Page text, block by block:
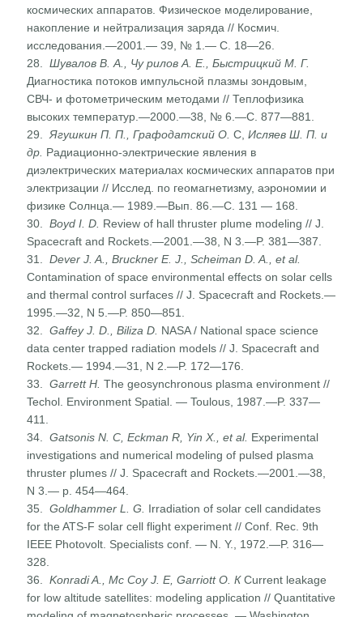
космических аппара­тов. Физическое моделирование,
накопление и нейтрализа­ция заряда // Космич.
исследования.—2001.— 39, № 1.— С. 18—26.
28.Шувалов В. А., Чу рилов А. Е., Быстрицкий М. Г.
Диагно­стика потоков импульсной плазмы зондовым,
СВЧ- и фото­метрическим методами // Теплофизика
высоких темпера­тур.—2000.—38, № 6.—С. 877—881.
29.Ягушкин П. П., Графодатский О.С,Исляев Ш. П. и
др. Радиационно-электрические явления в
диэлектрических материалах космических аппаратов при
электризации // Исслед. по геомагнетизму, аэрономии и
физике Солнца.— 1989.—Вып. 86.—С. 131 — 168.
30.Boyd I. D. Review of hall thruster plume modeling // J.
Space­craft and Rockets.—2001.—38, N 3.—P. 381—387.
31.Dever J. A., Bruckner E. J., Scheiman D. A., et al.
Contamina­tion of space environmental effects on solar cells
and thermal control surfaces // J. Spacecraft and Rockets.—
1995.—32, N 5.—P. 850—851.
32.Gaffey J. D., Biliza D. NASA / National space science
data center trapped radiation models // J. Spacecraft and
Rockets.— 1994.—31, N 2.—P. 172—176.
33.Garrett H.The geosynchronous plasma environment //
Techol. Environment Spatial. — Toulous, 1987.—P. 337—
411.
34.Gatsonis N. C, Eckman R, Yin X., et al. Experimental
investigations and numerical modeling of pulsed plasma
thruster plumes // J. Spacecraft and Rockets.—2001.—38,
N 3.— p. 454—464.
35.Goldhammer L. G. Irradiation of solar cell candidates
for the ATS-F solar cell flight experiment // Conf. Rec. 9th
IEEE Photovolt. Specialists conf. — N. Y., 1972.—P. 316—
328.
36.Konradi A., Mc Coy J. E, GarriottО .КCurrent leakage
for low altitude satellites: modeling application // Quantitative